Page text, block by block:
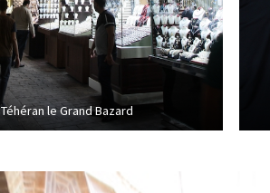
Téhéran le Grand Bazard